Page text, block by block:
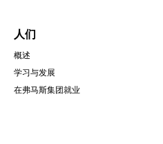
人们
概述
学习与发展
在弗马斯集团就业